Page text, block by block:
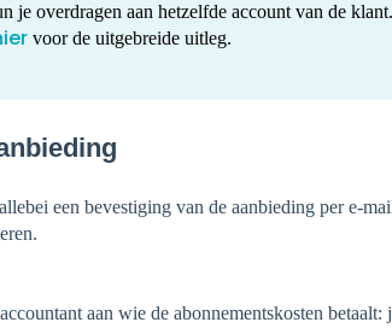
je overdragen aan hetzelfde account van de
voor de uitgebreide uitleg.
een bevestiging van de aanbieding per e-
aan wie de abonnementskosten